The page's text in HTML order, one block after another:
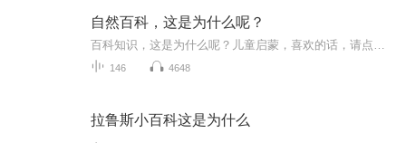
自然百科，这是为什么呢？
146 4648
拉鲁斯小百科这是为什么